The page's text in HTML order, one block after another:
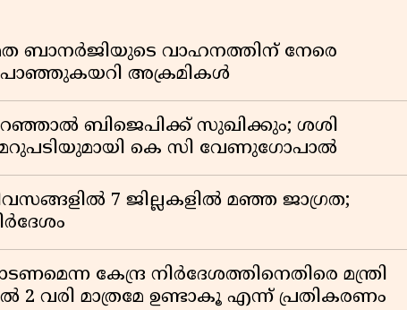
ബാനർജിയുടെ വാഹനത്തിന് നേരെ
പാഞ്ഞുകയറി അക്രമികൾ
ബിജെപിക്ക് സുഖിക്കും; ശശി
മറുപടിയുമായി കെ സി വേണുഗോപാൽ
7 ജില്ലകളിൽ മഞ്ഞ ജാഗ്രത;
കേന്ദ്ര നിർദേശത്തിനെതിരെ മന്ത്രി
2 വരി മാത്രമേ ഉണ്ടാകൂ എന്ന് പ്രതികരണം